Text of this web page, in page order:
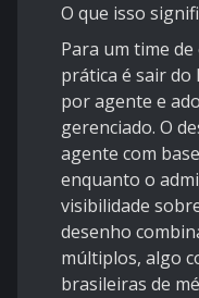
O que isso
Para um time
prática é sair do
por agente e
gerenciado. O
agente com
enquanto o
visibilidade
desenho
múltiplos, algo
brasileiras de